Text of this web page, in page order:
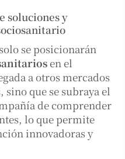
soluciones y
se posicionarán
en el
a otros mercados
que se subraya el
de comprender
lo que permite
innovadoras y